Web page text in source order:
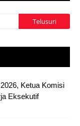
Ketua Komisi
Eksekutif